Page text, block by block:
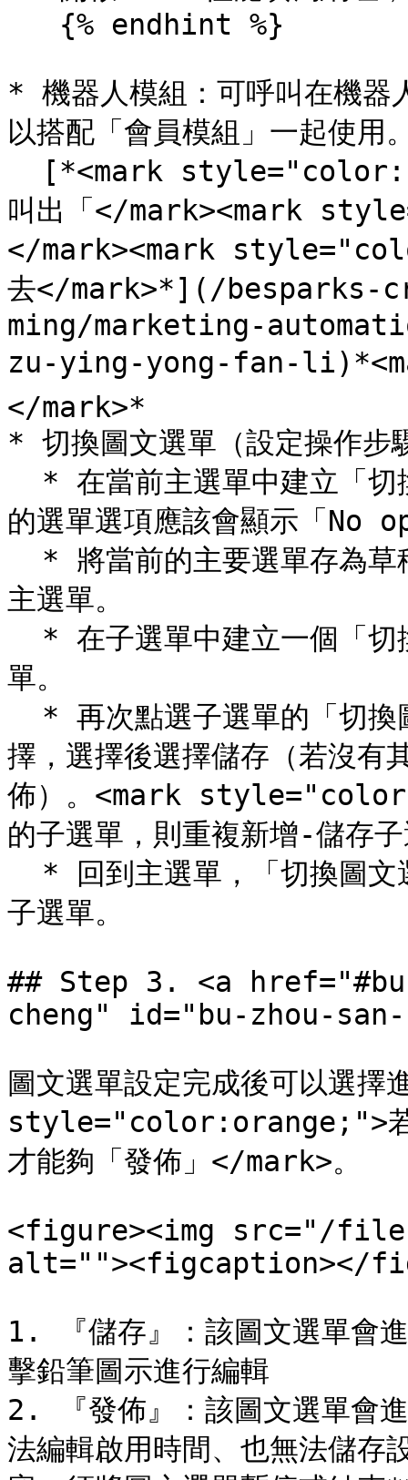
* 機器人模組：可呼叫在機器
以搭配「會員模組」一起使用
叫出「</mark><mark
</mark><mark
去</mark>*](/besparks-
ming/marketing-
zu-ying-yong-fan-
</mark>*
* 切換圖文選單（設定操作步
的選單選項應該會顯示「No
主選單。
單。
擇，選擇後選擇儲存（若沒有
佈）。<mark
的子選單，則重複新增-儲存
子選單。
## Step 3. <a
cheng" id="bu-zhou-
圖文選單設定完成後可以選擇
style="color:orange;">若
才能夠「發佈」</mark>。
<figure><img src="/
alt=""><figcaption></
1. 『儲存』：該圖文選單會
擊鉛筆圖示進行編輯
2. 『發佈』：該圖文選單會
法編輯啟用時間、也無法儲存